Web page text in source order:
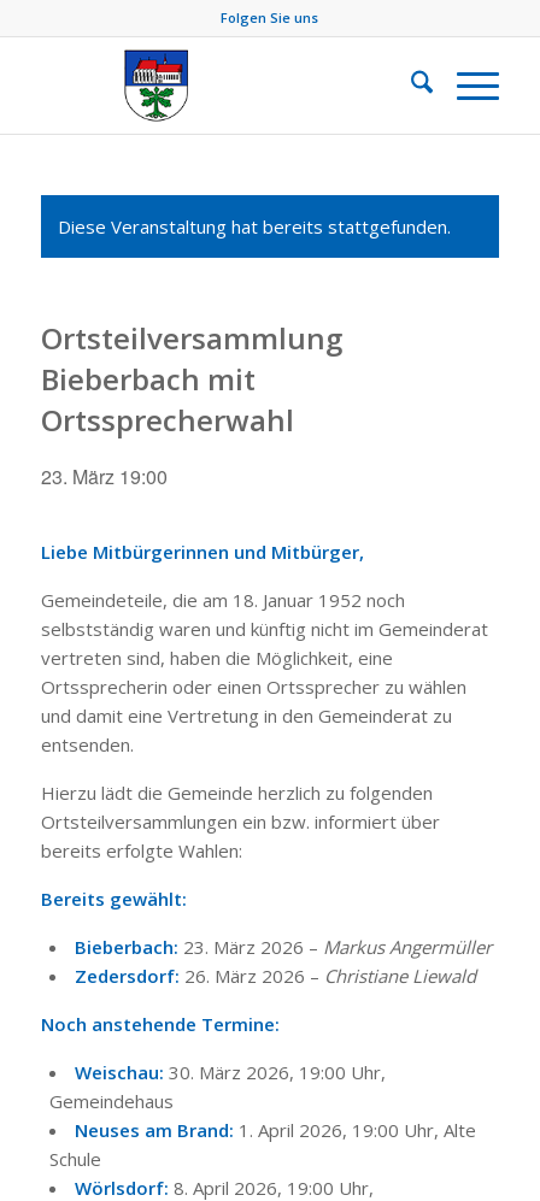
Folgen Sie uns
Diese Veranstaltung hat bereits stattgefunden.
Ortsteilversammlung
Bieberbach mit
Ortssprecherwahl
23. März 19:00
Liebe Mitbürgerinnen und Mitbürger,
Gemeindeteile, die am 18. Januar 1952 noch
selbstständig waren und künftig nicht im Gemeinderat
vertreten sind, haben die Möglichkeit, eine
Ortssprecherin oder einen Ortssprecher zu wählen
und damit eine Vertretung in den Gemeinderat zu
entsenden.
Hierzu lädt die Gemeinde herzlich zu folgenden
Ortsteilversammlungen ein bzw. informiert über
bereits erfolgte Wahlen:
Bereits gewählt:
Bieberbach: 23. März 2026 – Markus Angermüller
Zedersdorf: 26. März 2026 – Christiane Liewald
Noch anstehende Termine:
Weischau: 30. März 2026, 19:00 Uhr,
Gemeindehaus
Neuses am Brand: 1. April 2026, 19:00 Uhr, Alte
Schule
Wörlsdorf: 8. April 2026, 19:00 Uhr,